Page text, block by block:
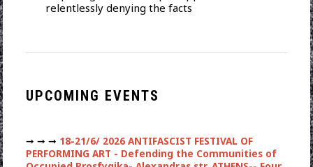
relentlessly denying the facts
UPCOMING EVENTS
➞ ➞ ➞ 18-21/6/ 2026 ANTIFASCIST FESTIVAL OF
PERFORMING ART - Defending the Communities of